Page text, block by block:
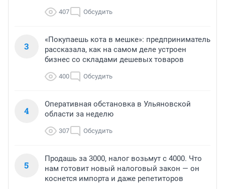
407 Обсудить
3
«Покупаешь кота в мешке»: предприниматель
рассказала, как на самом деле устроен
бизнес со складами дешевых товаров
400 Обсудить
4
Оперативная обстановка в Ульяновской
области за неделю
307 Обсудить
5
Продашь за 3000, налог возьмут с 4000. Что
нам готовит новый налоговый закон — он
коснется импорта и даже репетиторов